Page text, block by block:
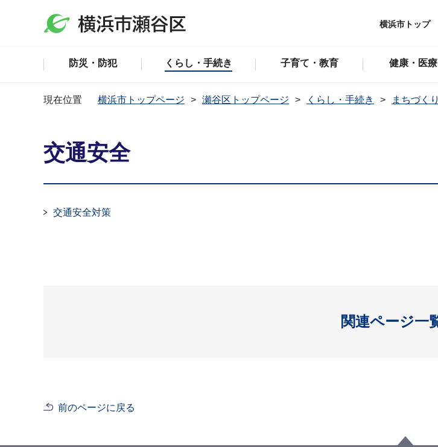
横浜市トップ
防災・防犯 くらし・手続き 子育て・教育 健康・医
現在位置 横浜市トップページ 瀬谷区トップページ くらし・手続き まちづく
交通安全
交通安全対策
関連ページ一
開く
前のページに戻る